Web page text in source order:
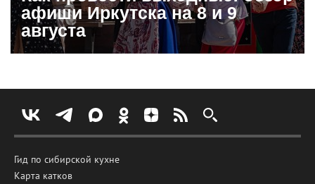
афиши Иркутска на 8 и 9
августа
Гид по сибирской кухне
Карта катков